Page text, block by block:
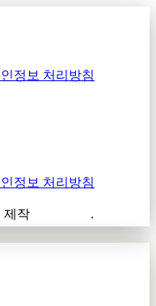
정보 처리방침
정보 처리방침
작 .